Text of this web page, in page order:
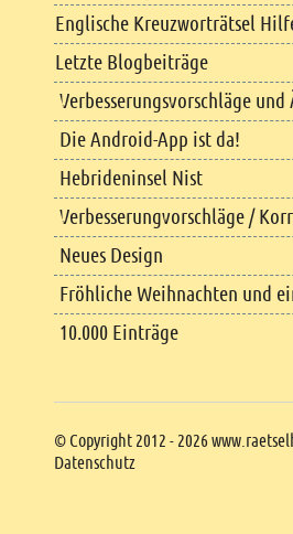
Copyright
© Copyright 2012 - 2026
Datenschutz
Englische Kreuzworträtsel
Letzte Blogbeiträge
Verbesserungsvorschläge
Die Android-App ist da!
Hebrideninsel Nist
Verbesserungvorschläge /
Neues Design
Fröhliche Weihnachten und
10.000 Einträge